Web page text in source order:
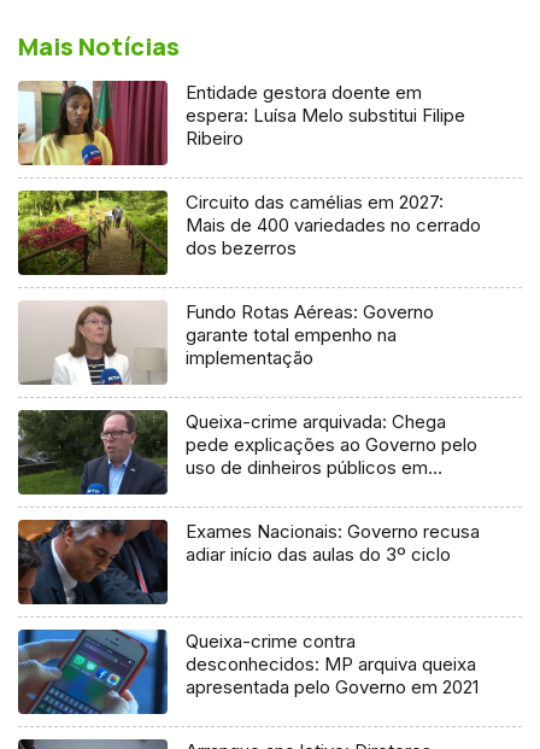
Mais Notícias
Entidade gestora doente em
espera: Luísa Melo substitui Filipe
Ribeiro
Circuito das camélias em 2027:
Mais de 400 variedades no cerrado
dos bezerros
Fundo Rotas Aéreas: Governo
garante total empenho na
implementação
Queixa-crime arquivada: Chega
pede explicações ao Governo pelo
uso de dinheiros públicos em
Exames Nacionais: Governo recusa
adiar início das aulas do 3º ciclo
Queixa-crime contra
desconhecidos: MP arquiva queixa
apresentada pelo Governo em 2021